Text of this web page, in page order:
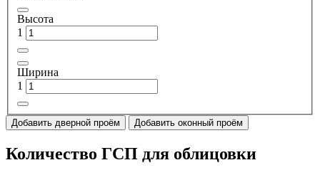
Высота
1
Ширина
1
Добавить дверной проём Добавить оконный проём
Количество ГСП для облицовки